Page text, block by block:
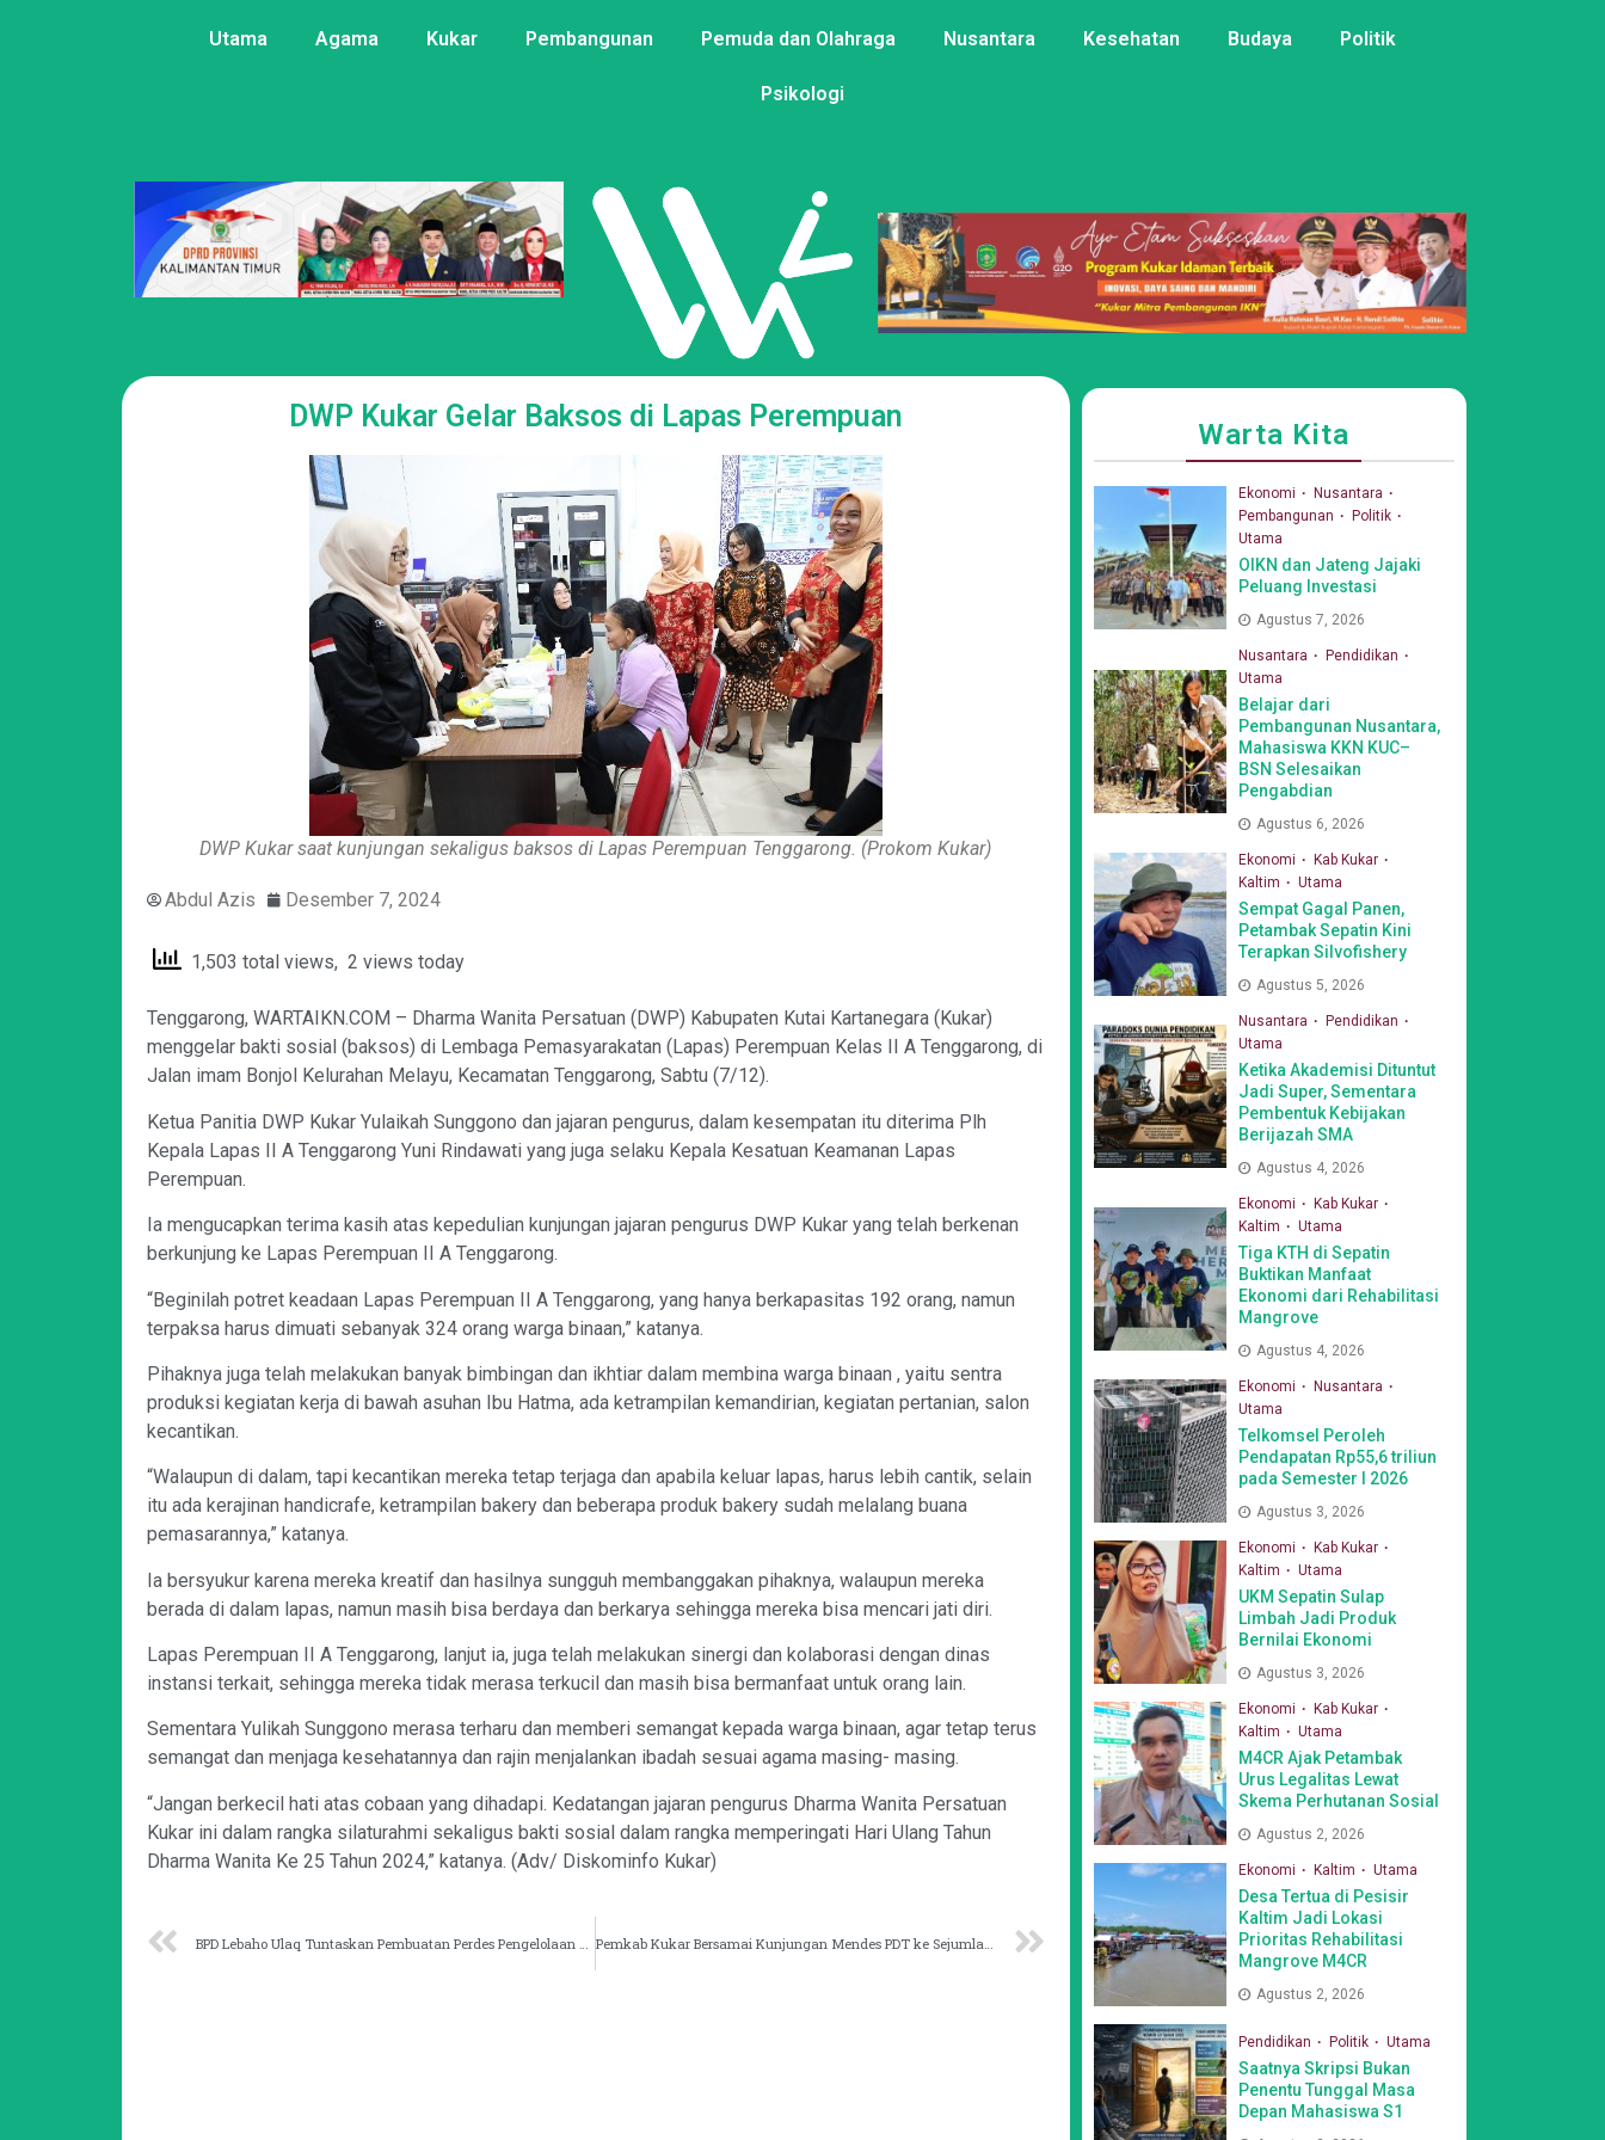
Utama Agama Kukar Pembangunan Pemuda dan Olahraga Nusantara Kesehatan Budaya Politik
Psikologi
DWP Kukar Gelar Baksos di Lapas Perempuan
DWP Kukar saat kunjungan sekaligus baksos di Lapas Perempuan Tenggarong. (Prokom Kukar)
Abdul Azis Desember 7, 2024
1,503 total views, 2 views today
Tenggarong, WARTAIKN.COM – Dharma Wanita Persatuan (DWP) Kabupaten Kutai Kartanegara (Kukar)
menggelar bakti sosial (baksos) di Lembaga Pemasyarakatan (Lapas) Perempuan Kelas II A Tenggarong, di
Jalan imam Bonjol Kelurahan Melayu, Kecamatan Tenggarong, Sabtu (7/12).
Ketua Panitia DWP Kukar Yulaikah Sunggono dan jajaran pengurus, dalam kesempatan itu diterima Plh
Kepala Lapas II A Tenggarong Yuni Rindawati yang juga selaku Kepala Kesatuan Keamanan Lapas
Perempuan.
Ia mengucapkan terima kasih atas kepedulian kunjungan jajaran pengurus DWP Kukar yang telah berkenan
berkunjung ke Lapas Perempuan II A Tenggarong.
“Beginilah potret keadaan Lapas Perempuan II A Tenggarong, yang hanya berkapasitas 192 orang, namun
terpaksa harus dimuati sebanyak 324 orang warga binaan,” katanya.
Pihaknya juga telah melakukan banyak bimbingan dan ikhtiar dalam membina warga binaan , yaitu sentra
produksi kegiatan kerja di bawah asuhan Ibu Hatma, ada ketrampilan kemandirian, kegiatan pertanian, salon
kecantikan.
“Walaupun di dalam, tapi kecantikan mereka tetap terjaga dan apabila keluar lapas, harus lebih cantik, selain
itu ada kerajinan handicrafe, ketrampilan bakery dan beberapa produk bakery sudah melalang buana
pemasarannya,” katanya.
Ia bersyukur karena mereka kreatif dan hasilnya sungguh membanggakan pihaknya, walaupun mereka
berada di dalam lapas, namun masih bisa berdaya dan berkarya sehingga mereka bisa mencari jati diri.
Lapas Perempuan II A Tenggarong, lanjut ia, juga telah melakukan sinergi dan kolaborasi dengan dinas
instansi terkait, sehingga mereka tidak merasa terkucil dan masih bisa bermanfaat untuk orang lain.
Sementara Yulikah Sunggono merasa terharu dan memberi semangat kepada warga binaan, agar tetap terus
semangat dan menjaga kesehatannya dan rajin menjalankan ibadah sesuai agama masing- masing.
“Jangan berkecil hati atas cobaan yang dihadapi. Kedatangan jajaran pengurus Dharma Wanita Persatuan
Kukar ini dalam rangka silaturahmi sekaligus bakti sosial dalam rangka memperingati Hari Ulang Tahun
Dharma Wanita Ke 25 Tahun 2024,” katanya. (Adv/ Diskominfo Kukar)
Warta Kita
Ekonomi
Nusantara
Pembangunan
Politik
Utama
OIKN dan Jateng Jajaki
Peluang Investasi
Agustus 7, 2026
Nusantara
Pendidikan
Utama
Belajar dari
Pembangunan Nusantara,
Mahasiswa KKN KUC–
BSN Selesaikan
Pengabdian
Agustus 6, 2026
Ekonomi
Kab Kukar
Kaltim
Utama
Sempat Gagal Panen,
Petambak Sepatin Kini
Terapkan Silvofishery
Agustus 5, 2026
Nusantara
Pendidikan
Utama
Ketika Akademisi Dituntut
Jadi Super, Sementara
Pembentuk Kebijakan
Berijazah SMA
Agustus 4, 2026
Ekonomi
Kab Kukar
Kaltim
Utama
Tiga KTH di Sepatin
Buktikan Manfaat
Ekonomi dari Rehabilitasi
Mangrove
Agustus 4, 2026
Ekonomi
Nusantara
Utama
Telkomsel Peroleh
Pendapatan Rp55,6 triliun
pada Semester I 2026
Agustus 3, 2026
Ekonomi
Kab Kukar
Kaltim
Utama
UKM Sepatin Sulap
Limbah Jadi Produk
Bernilai Ekonomi
Agustus 3, 2026
Ekonomi
Kab Kukar
Kaltim
Utama
M4CR Ajak Petambak
Urus Legalitas Lewat
Skema Perhutanan Sosial
Agustus 2, 2026
Ekonomi Kaltim Utama
Desa Tertua di Pesisir
Kaltim Jadi Lokasi
Prioritas Rehabilitasi
Mangrove M4CR
Agustus 2, 2026
Pendidikan Politik Utama
Saatnya Skripsi Bukan
Penentu Tunggal Masa
Depan Mahasiswa S1